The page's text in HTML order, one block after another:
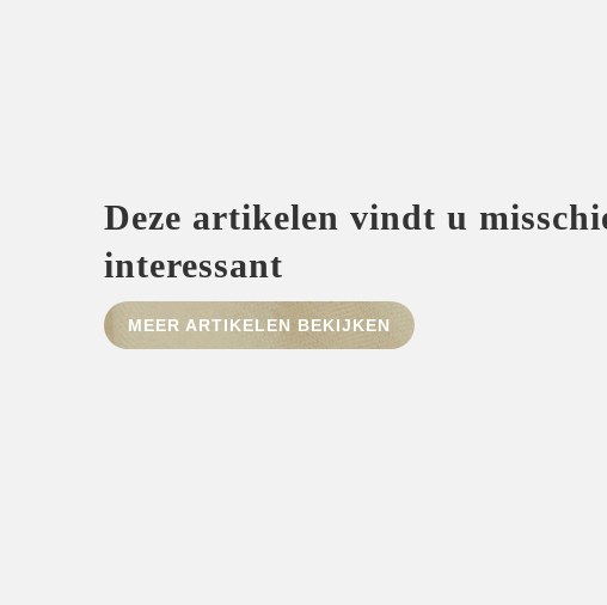
Deze artikelen vindt u
interessant
MEER ARTIKELEN BEKIJKEN